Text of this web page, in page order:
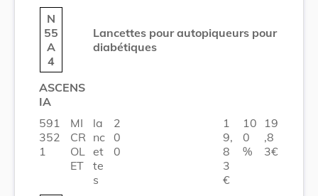
N
55
A
4
Lancettes pour autopiqueurs pour
diabétiques
ASCENS
IA
591
352
1
MI
CR
OL
ET
la
nc
et
te
s
2
0
0
1
9,
8
3
€
10
0
%
19
,8
3€